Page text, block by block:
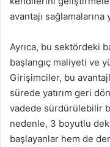
avantajı sağlamalarına
Ayrıca, bu sektördeki
başlangıç maliyeti ve
Girişimciler, bu
sürede yatırım geri
vadede sürdürülebilir
nedenle, 3 boyutlu
başlayanlar hem de